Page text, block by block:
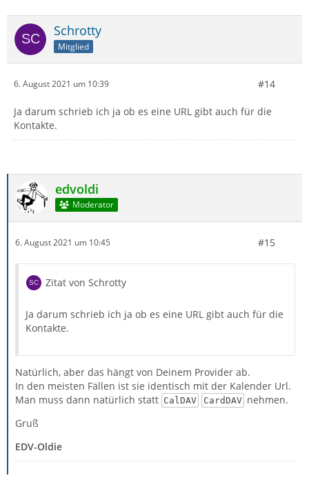
Schrotty
Mitglied
6. August 2021 um 10:39 #14
Ja darum schrieb ich ja ob es eine URL gibt auch für die
Kontakte.
edvoldi
Moderator
6. August 2021 um 10:45 #15
Zitat von Schrotty
Ja darum schrieb ich ja ob es eine URL gibt auch für die
Kontakte.
Natürlich, aber das hängt von Deinem Provider ab.
In den meisten Fällen ist sie identisch mit der Kalender Url.
Man muss dann natürlich statt CalDAV CardDAV nehmen.
Gruß
EDV-Oldie